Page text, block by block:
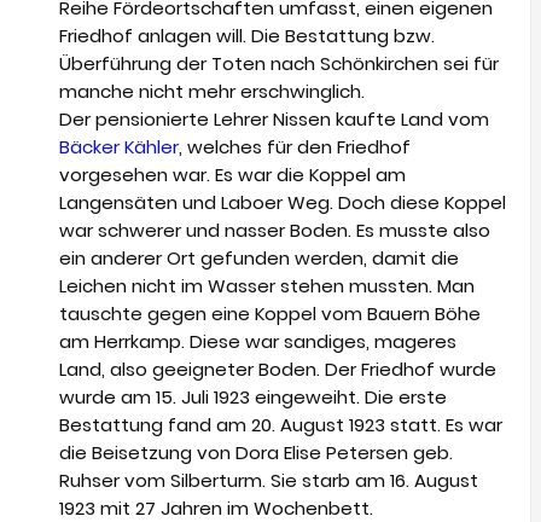
Reihe Fördeortschaften umfasst, einen eigenen
Friedhof anlagen will. Die Bestattung bzw.
Überführung der Toten nach Schönkirchen sei für
manche nicht mehr erschwinglich.
Der pensionierte Lehrer Nissen kaufte Land vom
Bäcker Kähler, welches für den Friedhof
vorgesehen war. Es war die Koppel am
Langensäten und Laboer Weg. Doch diese Koppel
war schwerer und nasser Boden. Es musste also
ein anderer Ort gefunden werden, damit die
Leichen nicht im Wasser stehen mussten. Man
tauschte gegen eine Koppel vom Bauern Böhe
am Herrkamp. Diese war sandiges, mageres
Land, also geeigneter Boden. Der Friedhof wurde
wurde am 15. Juli 1923 eingeweiht. Die erste
Bestattung fand am 20. August 1923 statt. Es war
die Beisetzung von Dora Elise Petersen geb.
Ruhser vom Silberturm. Sie starb am 16. August
1923 mit 27 Jahren im Wochenbett.